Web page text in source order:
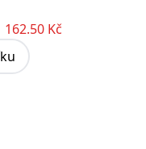
162.50 Kč